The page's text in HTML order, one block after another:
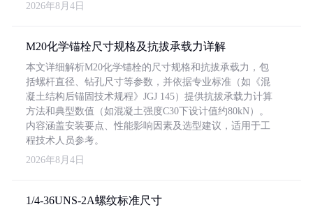
2026年8月4日
M20化学锚栓尺寸规格及抗拔承载力详解
本文详细解析M20化学锚栓的尺寸规格和抗拔承载力，包
括螺杆直径、钻孔尺寸等参数，并依据专业标准（如《混
凝土结构后锚固技术规程》JGJ 145）提供抗拔承载力计算
方法和典型数值（如混凝土强度C30下设计值约80kN）。
内容涵盖安装要点、性能影响因素及选型建议，适用于工
程技术人员参考。
2026年8月4日
1/4-36UNS-2A螺纹标准尺寸